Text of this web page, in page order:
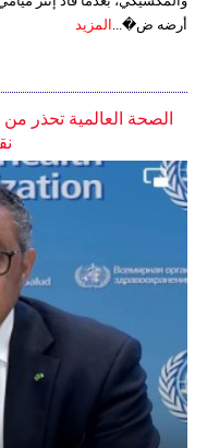
أرضه ض�...
المزيد
الصحة العالمية تحذر